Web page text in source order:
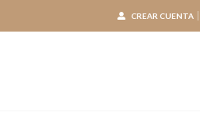
CREAR CUENTA